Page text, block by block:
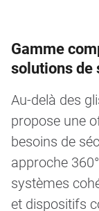
Gamme
solutions de
Au-delà des
propose une
besoins de
approche
systèmes
et dispositifs